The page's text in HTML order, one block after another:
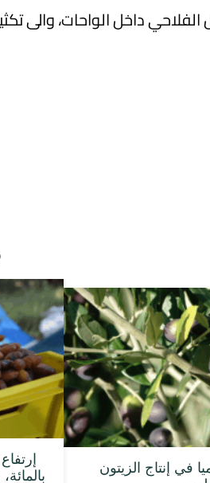
داخل الواحات، والى
في إنتاج الزيتون